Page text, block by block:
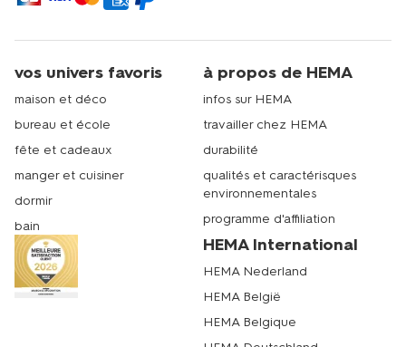
vos univers favoris
maison et déco
bureau et école
fête et cadeaux
manger et cuisiner
dormir
bain
à propos de HEMA
infos sur HEMA
travailler chez HEMA
durabilité
qualités et caractérisques
environnementales
programme d'affiliation
HEMA International
HEMA Nederland
HEMA België
HEMA Belgique